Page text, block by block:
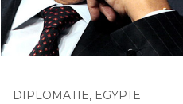
DIPLOMATIE, EGYPTE